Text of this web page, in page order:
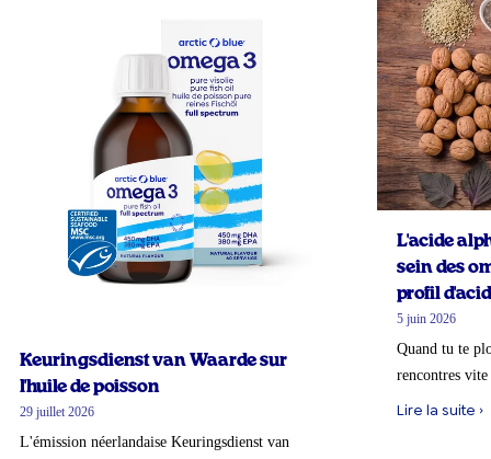
Keuringsdienst van Waarde sur
l'huile de poisson
29 juillet 2026
L'émission néerlandaise Keuringsdienst van
L'acide
sein des
profil
5 juin 2026
Quand tu te
rencontres
Lire la suite ›